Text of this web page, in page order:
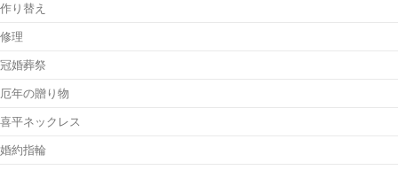
作り替え
修理
冠婚葬祭
厄年の贈り物
喜平ネックレス
婚約指輪